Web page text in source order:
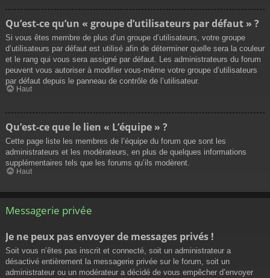
Qu’est-ce qu’un « groupe d’utilisateurs par défaut » ?
Si vous êtes membre de plus d’un groupe d’utilisateurs, votre groupe
d’utilisateurs par défaut est utilisé afin de déterminer quelle sera la couleur
et le rang qui vous sera assigné par défaut. Les administrateurs du forum
peuvent vous autoriser à modifier vous-même votre groupe d’utilisateurs
par défaut depuis le panneau de contrôle de l’utilisateur.
Haut
Qu’est-ce que le lien « L’équipe » ?
Cette page liste les membres de l’équipe du forum que sont les
administrateurs et les modérateurs, en plus de quelques informations
supplémentaires tels que les forums qu’ils modèrent.
Haut
Messagerie privée
Je ne peux pas envoyer de messages privés !
Soit vous n’êtes pas inscrit et connecté, soit un administrateur a
désactivé entièrement la messagerie privée sur le forum, soit un
administrateur ou un modérateur a décidé de vous empêcher d’envoyer